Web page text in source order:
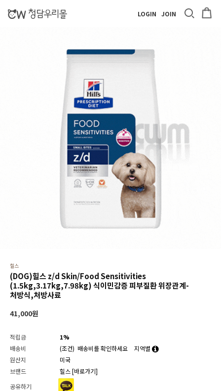
LOGIN JOIN
힐스
(DOG)힐스 z/d Skin/Food Sensitivities
(1.5kg,3.17kg,7.98kg) 식이민감증 피부질환 위장관계-
처방식,처방사료
41,000원
적립금
1%
배송비
(조건) 배송비를 확인하세요
지역별
원산지
미국
브랜드
힐스 [바로가기]
공유하기